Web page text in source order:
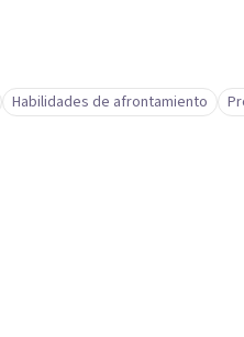
Habilidades de afrontamiento